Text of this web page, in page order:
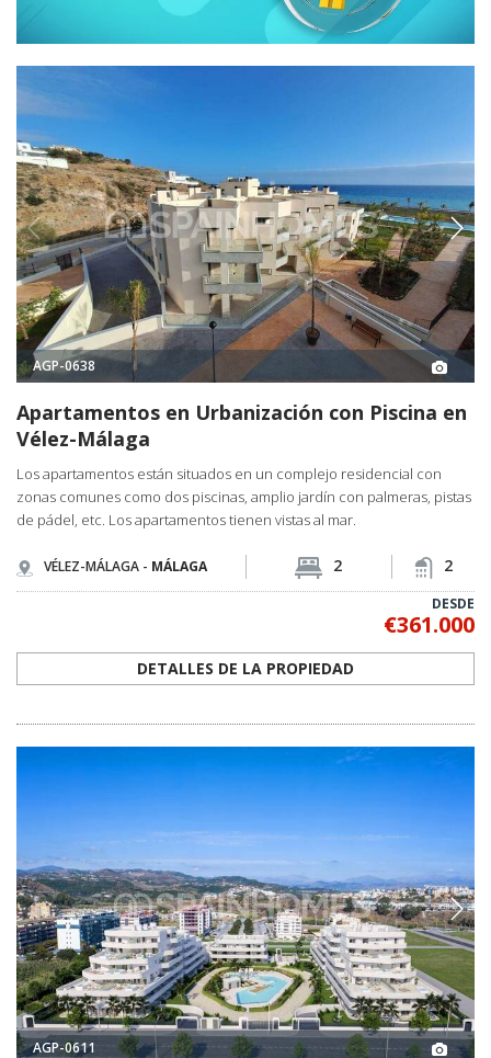
AGP-0638
Apartamentos en Urbanización con Piscina en
Vélez-Málaga
Los apartamentos están situados en un complejo residencial con
zonas comunes como dos piscinas, amplio jardín con palmeras, pistas
de pádel, etc. Los apartamentos tienen vistas al mar.
VÉLEZ-MÁLAGA - MÁLAGA 2 2
DESDE
€361.000
DETALLES DE LA PROPIEDAD
AGP-0611